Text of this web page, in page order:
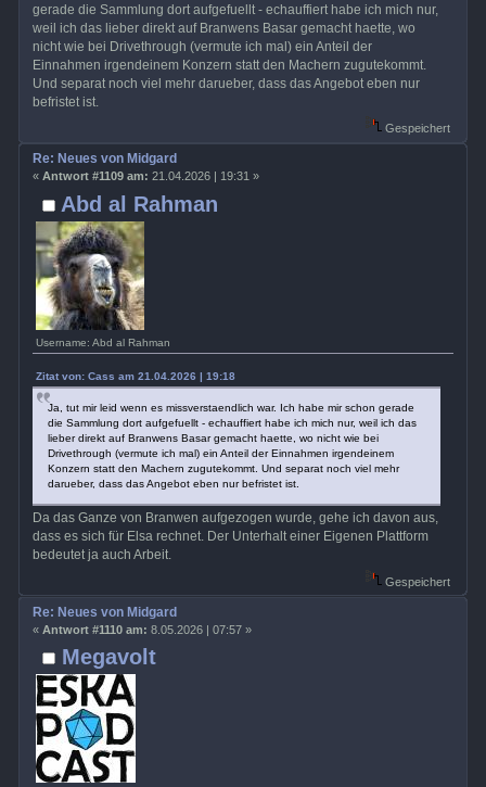
gerade die Sammlung dort aufgefuellt - echauffiert habe ich mich nur,
weil ich das lieber direkt auf Branwens Basar gemacht haette, wo
nicht wie bei Drivethrough (vermute ich mal) ein Anteil der
Einnahmen irgendeinem Konzern statt den Machern zugutekommt.
Und separat noch viel mehr darueber, dass das Angebot eben nur
befristet ist.
Gespeichert
Abd al Rahman
Username: Abd al Rahman
Re: Neues von Midgard
« Antwort #1109 am: 21.04.2026 | 19:31 »
Zitat von: Cass am 21.04.2026 | 19:18
Ja, tut mir leid wenn es missverstaendlich war. Ich habe mir schon gerade
die Sammlung dort aufgefuellt - echauffiert habe ich mich nur, weil ich das
lieber direkt auf Branwens Basar gemacht haette, wo nicht wie bei
Drivethrough (vermute ich mal) ein Anteil der Einnahmen irgendeinem
Konzern statt den Machern zugutekommt. Und separat noch viel mehr
darueber, dass das Angebot eben nur befristet ist.
Da das Ganze von Branwen aufgezogen wurde, gehe ich davon aus,
dass es sich für Elsa rechnet. Der Unterhalt einer Eigenen Plattform
bedeutet ja auch Arbeit.
Gespeichert
Megavolt
Re: Neues von Midgard
« Antwort #1110 am: 8.05.2026 | 07:57 »